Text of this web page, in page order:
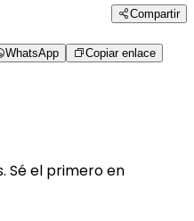
Compartir
WhatsApp Copiar enlace
Sé el primero en